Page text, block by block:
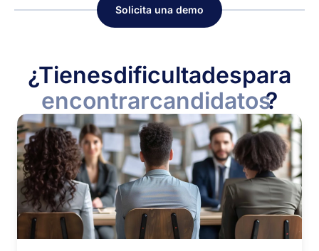
Solicita una demo
¿Tienesdificultadespara
encontrarcandidatos?